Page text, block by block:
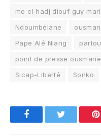
me el hadj diouf guy
Ndoumbélane
Pape Alé Niang
point de presse
Sicap-Liberté
Sonko
FacebookTwitter